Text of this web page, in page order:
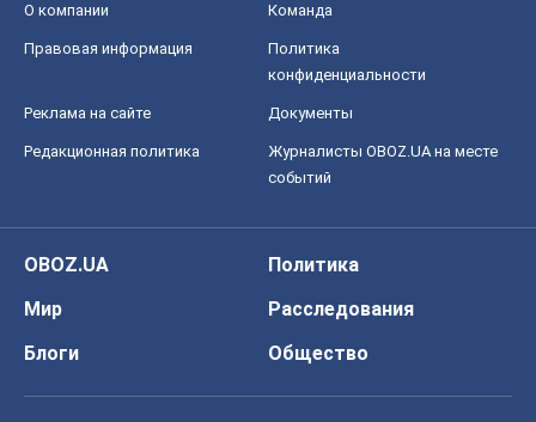
О компании Команда
Правовая информация
Политика
конфиденциальности
Реклама на сайте Документы
Редакционная политика
Журналисты OBOZ.UA на месте
событий
OBOZ.UA
Политика
Мир
Расследования
Блоги
Общество